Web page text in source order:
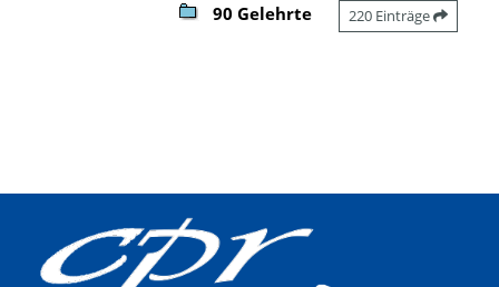
90 Gelehrte 220 Einträge